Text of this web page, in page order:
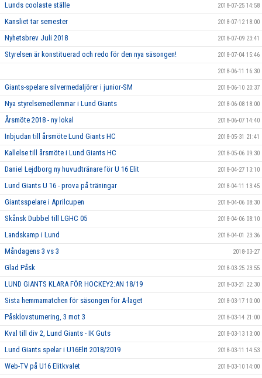
Lunds coolaste ställe 2018-07-25 14:58
Kansliet tar semester 2018-07-12 18:00
Nyhetsbrev Juli 2018 2018-07-09 23:41
Styrelsen är konstituerad och redo för den nya säsongen! 2018-07-04 15:46
2018-06-11 16:30
Giants-spelare silvermedaljörer i junior-SM 2018-06-10 20:37
Nya styrelsemedlemmar i Lund Giants 2018-06-08 18:00
Årsmöte 2018 - ny lokal 2018-06-07 14:40
Inbjudan till årsmöte Lund Giants HC 2018-05-31 21:41
Kallelse till årsmöte i Lund Giants HC 2018-05-06 09:30
Daniel Lejdborg ny huvudtränare för U 16 Elit 2018-04-27 13:10
Lund Giants U 16 - prova på träningar 2018-04-11 13:45
Giantsspelare i Aprilcupen 2018-04-06 08:30
Skånsk Dubbel till LGHC 05 2018-04-06 08:10
Landskamp i Lund 2018-04-01 23:36
Måndagens 3 vs 3 2018-03-27
Glad Påsk 2018-03-25 23:55
LUND GIANTS KLARA FÖR HOCKEY2:AN 18/19 2018-03-21 22:30
Sista hemmamatchen för säsongen för A-laget 2018-03-17 10:00
Påsklovsturnering, 3 mot 3 2018-03-14 21:00
Kval till div 2, Lund Giants - IK Guts 2018-03-13 13:00
Lund Giants spelar i U16Elit 2018/2019 2018-03-11 14:53
Web-TV på U16 Elitkvalet 2018-03-10 14:00